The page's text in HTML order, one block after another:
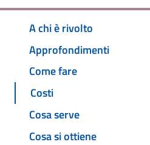
A chi è rivolto
Approfondimenti
Come fare
Costi
Cosa serve
Cosa si ottiene